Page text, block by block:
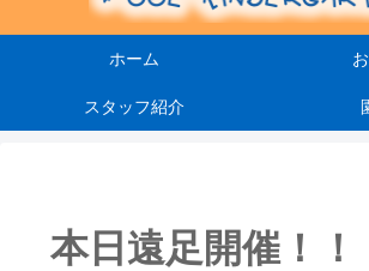
ホーム
スタッフ紹介
本日遠足開催！！